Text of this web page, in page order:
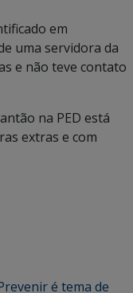
em
uma servidora da
e não teve contato
na PED está
extras e com
é tema de